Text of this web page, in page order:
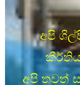
අපි
අපි තවත්